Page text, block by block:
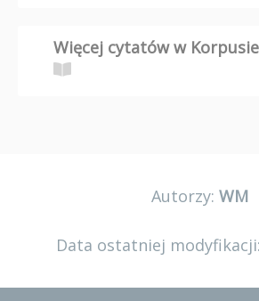
Więcej cytatów w
Autorzy: WM
Data ostatniej modyfikacji: